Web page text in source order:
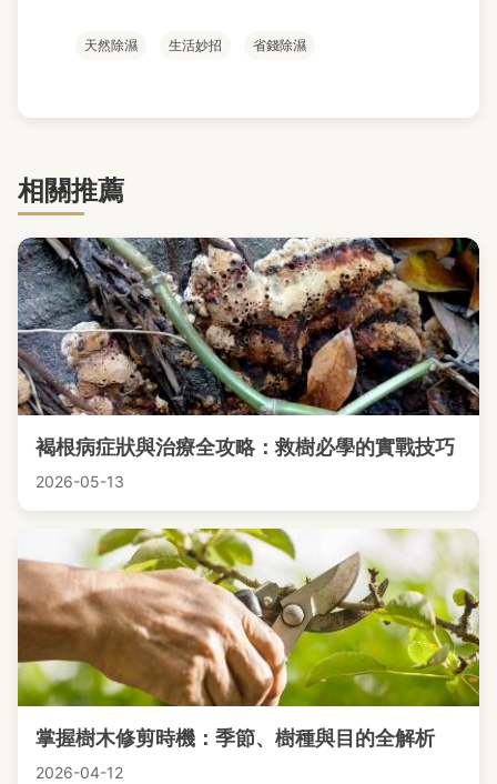
天然除濕 生活妙招 省錢除濕
相關推薦
褐根病症狀與治療全攻略：救樹必學的實戰技巧
2026-05-13
掌握樹木修剪時機：季節、樹種與目的全解析
2026-04-12